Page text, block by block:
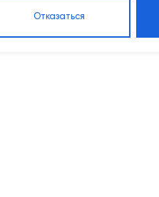
Отказаться